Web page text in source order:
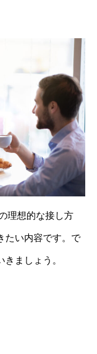
理想的な接し方
たい内容です。で
ましょう。